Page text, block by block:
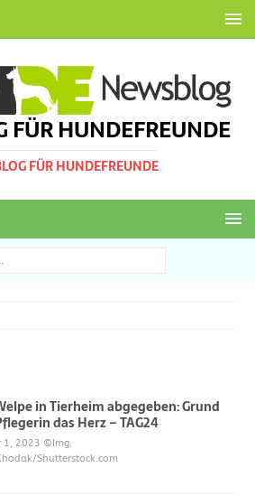
FÜR HUNDEFREUNDE
FÜR HUNDEFREUNDE
in Tierheim abgegeben: Grund
das Herz – TAG24
1, 2023 ©Img.
Shutterstock.com